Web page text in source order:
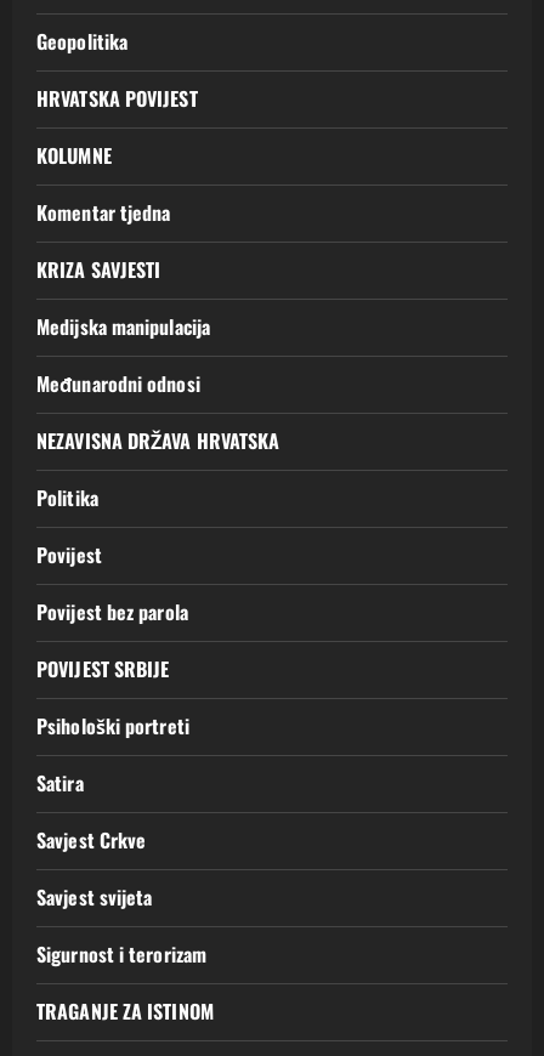
Geopolitika
HRVATSKA POVIJEST
KOLUMNE
Komentar tjedna
KRIZA SAVJESTI
Medijska manipulacija
Međunarodni odnosi
NEZAVISNA DRŽAVA HRVATSKA
Politika
Povijest
Povijest bez parola
POVIJEST SRBIJE
Psihološki portreti
Satira
Savjest Crkve
Savjest svijeta
Sigurnost i terorizam
TRAGANJE ZA ISTINOM